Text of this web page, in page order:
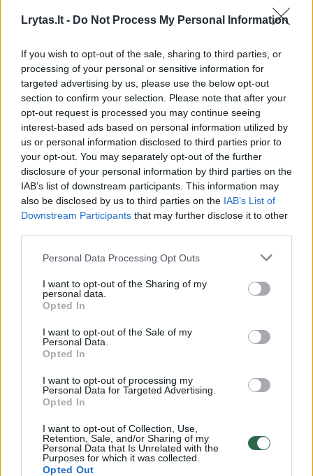
Lrytas.lt - Do Not Process My Personal Information
If you wish to opt-out of the sale, sharing to third parties, or
processing of your personal or sensitive information for
targeted advertising by us, please use the below opt-out
section to confirm your selection. Please note that after your
opt-out request is processed you may continue seeing
interest-based ads based on personal information utilized by
us or personal information disclosed to third parties prior to
your opt-out. You may separately opt-out of the further
disclosure of your personal information by third parties on the
IAB’s list of downstream participants. This information may
also be disclosed by us to third parties on the IAB’s List of
Downstream Participants that may further disclose it to other
Personal Data Processing Opt Outs
I want to opt-out of the Sharing of my
personal data.
Opted In
I want to opt-out of the Sale of my
Personal Data.
Opted In
I want to opt-out of processing my
Personal Data for Targeted Advertising.
Opted In
I want to opt-out of Collection, Use,
Retention, Sale, and/or Sharing of my
Personal Data that Is Unrelated with the
Purposes for which it was collected.
Opted Out
Tenisininkai užsitęsusią akistatą užbaigė tik 4
val. Australijos laiku, o iki visų laikų turnyro
ilgiausio mačo rekordo sportininkams
pritrūko vos 8 min.
Pirmuosius du setus pralaimėjęs britas
pademonstravo neįtikėtiną kovingumą ir
išplėšė dramatišką pergalę.
Susiję straipsniai
LTOK Vykdomojo komiteto
posėdyje – apie mažėjančias
pajamas ir pagalbą
federacijoms